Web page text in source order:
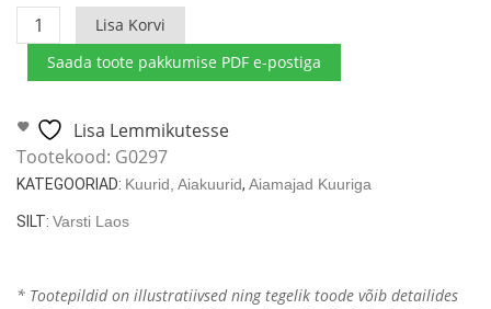
Topeltkuur
B
15m²
44mm
/
5x3
Lisa Korvi
Saada toote pakkumise PDF e-postiga
Lisa Lemmikutesse
Tootekood: G0297
KATEGOORIAD: Kuurid, Aiakuurid, Aiamajad Kuuriga
SILT: Varsti Laos
* Tootepildid on illustratiivsed ning tegelik toode võib detailides